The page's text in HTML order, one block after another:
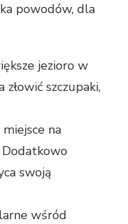
powodów, dla
jezioro w
szczupaki,
na
swoją
wśród